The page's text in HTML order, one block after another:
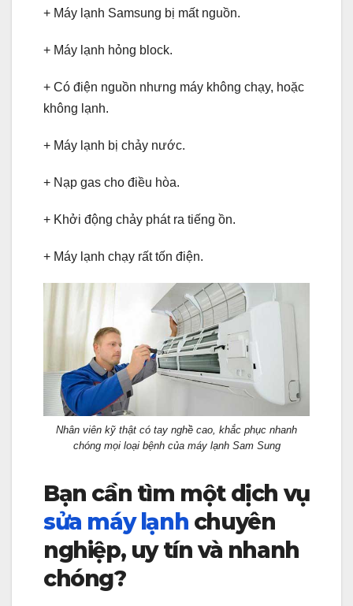
+ Máy lạnh Samsung bị mất nguồn.
+ Máy lạnh hỏng block.
+ Có điện nguồn nhưng máy không chạy, hoặc
không lạnh.
+ Máy lạnh bị chảy nước.
+ Nạp gas cho điều hòa.
+ Khởi động chảy phát ra tiếng ồn.
+ Máy lạnh chạy rất tốn điện.
Nhân viên kỹ thật có tay nghề cao, khắc phục nhanh
chóng mọi loại bệnh của máy lạnh Sam Sung
Bạn cần tìm một dịch vụ
sửa máy lạnh chuyên
nghiệp, uy tín và nhanh
chóng?